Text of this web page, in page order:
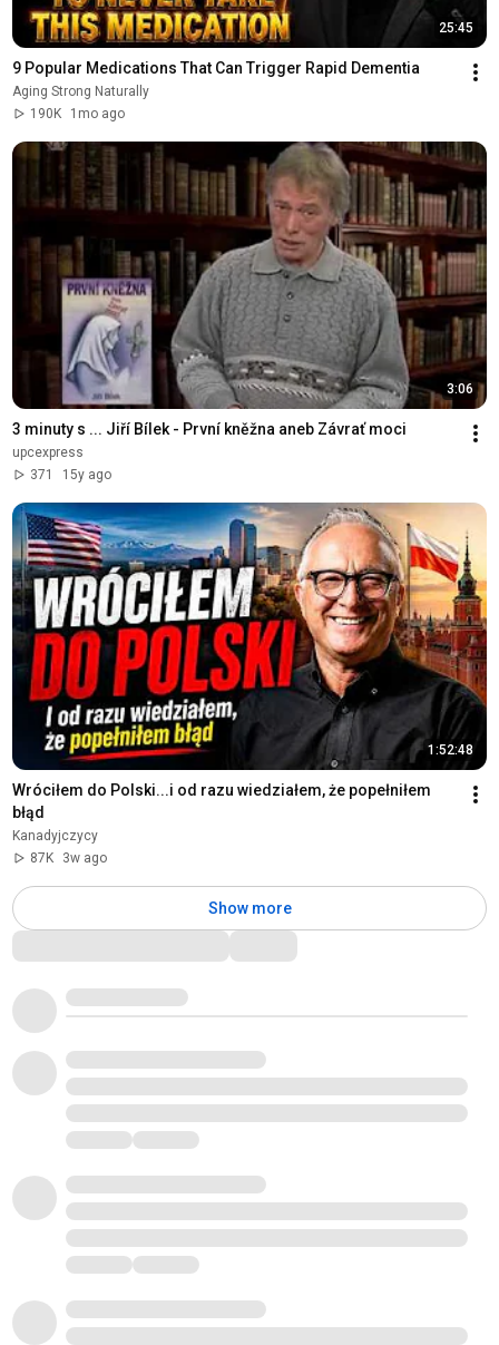
25:45
9 Popular Medications That Can Trigger Rapid Dementia
Aging Strong Naturally
190K
1mo ago
3:06
3 minuty s ... Jiří Bílek - První kněžna aneb Závrať moci
upcexpress
371
15y ago
1:52:48
Wróciłem do Polski...i od razu wiedziałem, że popełniłem
błąd
Kanadyjczycy
87K
3w ago
Show more